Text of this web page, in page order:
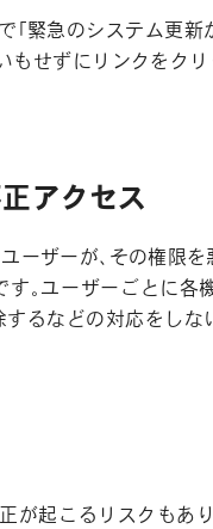
「緊急のシステム更
もせずにリンクをク
アクセス
ーザーが、その権限
。ユーザーごとに各
るなどの対応をしな
が起こるリスクもあ